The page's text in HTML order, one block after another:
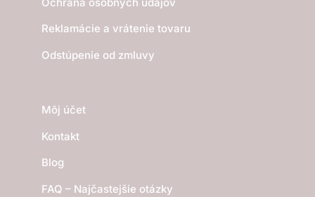
Reklamácie a vrátenie tovaru
Odstúpenie od zmluvy
Môj účet
Kontakt
Blog
FAQ – Najčastejšie otázky